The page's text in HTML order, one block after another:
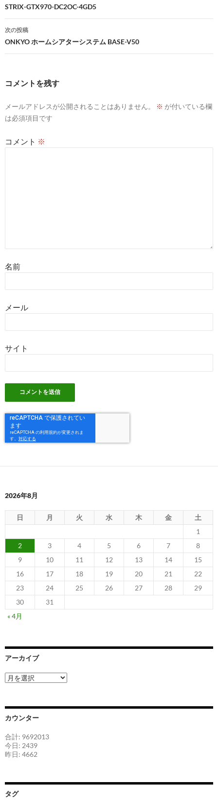
稿
ナ
ビ
ゲ
ョ
STRIX-GTX970-DC2OC-4GD5
次の投稿
ONKYO ホームシアターシステム BASE-V50
コメントを残す
メールアドレスが公開されることはありません。 ※ が付いている欄
は必須項目です
コメント ※
名前
メール
サイト
2026年8月
日 月 火 水 木 金
土
1
2
3 4 5 6 7
8
9
10 11 12 13 14
15
16
17 18 19 20 21
22
23
24 25 26 27 28
29
30
31
« 4月
アーカイブ
ア
ー
ブ
カウンター
合計: 9692013
今日: 2439
昨日: 4662
タグ